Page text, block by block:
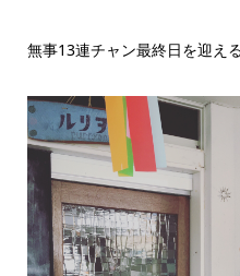
無事13連チャン最終日を迎え